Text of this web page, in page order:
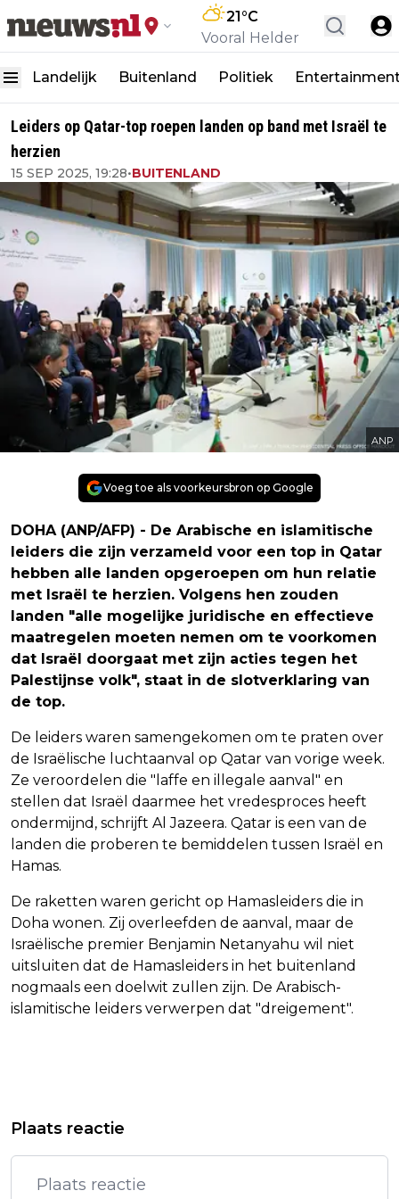
21°C
Vooral Helder
Landelijk Buitenland Politiek
Leiders op Qatar-top roepen landen op band met Israël te
herzien
15 SEP 2025, 19:28•BUITENLAND
ANP
Voeg toe als voorkeursbron op Google
DOHA (ANP/AFP) - De Arabische en islamitische
leiders die zijn verzameld voor een top in Qatar
hebben alle landen opgeroepen om hun relatie
met Israël te herzien. Volgens hen zouden
landen "alle mogelijke juridische en effectieve
maatregelen moeten nemen om te voorkomen
dat Israël doorgaat met zijn acties tegen het
Palestijnse volk", staat in de slotverklaring van
de top.
De leiders waren samengekomen om te praten over
de Israëlische luchtaanval op Qatar van vorige week.
Ze veroordelen die "laffe en illegale aanval" en
stellen dat Israël daarmee het vredesproces heeft
ondermijnd, schrijft Al Jazeera. Qatar is een van de
landen die proberen te bemiddelen tussen Israël en
Hamas.
De raketten waren gericht op Hamasleiders die in
Doha wonen. Zij overleefden de aanval, maar de
Israëlische premier Benjamin Netanyahu wil niet
uitsluiten dat de Hamasleiders in het buitenland
nogmaals een doelwit zullen zijn. De Arabisch-
islamitische leiders verwerpen dat "dreigement".
LAKEMEIER UIT ELKAAR
UEFA EN FIFPRO: OVERVOLLE
SPEELKALENDER HEEFT KANTELPUNT
BEREIKT
Plaats reactie